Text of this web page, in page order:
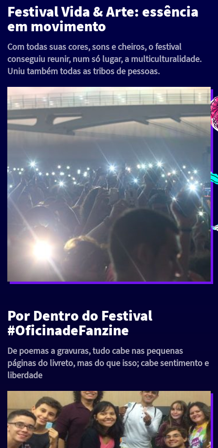
Festival Vida & Arte: essência
em movimento
Com todas suas cores, sons e cheiros, o festival
conseguiu reunir, num só lugar, a multiculturalidade.
Uniu também todas as tribos de pessoas.
Por Dentro do Festival
#OficinadeFanzine
De poemas a gravuras, tudo cabe nas pequenas
páginas do livreto, mas do que isso; cabe sentimento e
liberdade